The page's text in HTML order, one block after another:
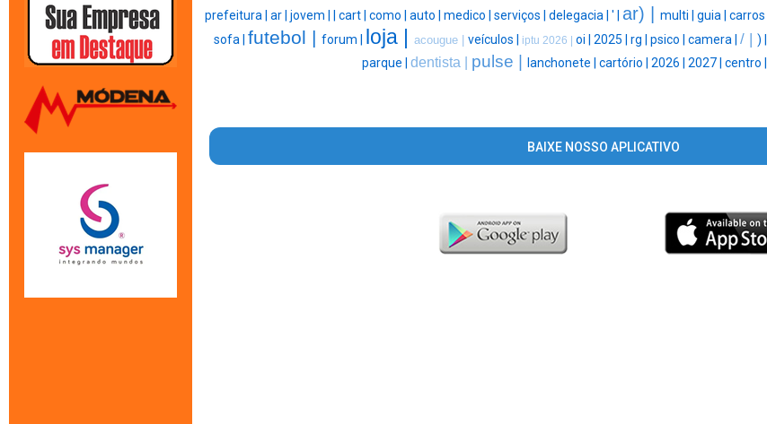
prefeitura | ar | jovem | cart | como | auto | medico | serviços | delegacia | ' | ar) | multi | guia | carros |
sofa | futebol | forum | loja | acougue | veículos | iptu 2026 | oi | 2025 | rg | psico | camera | / | ) |
parque | dentista | pulse | lanchonete | cartório | 2026 | 2027 | centro |
BAIXE NOSSO APLICATIVO